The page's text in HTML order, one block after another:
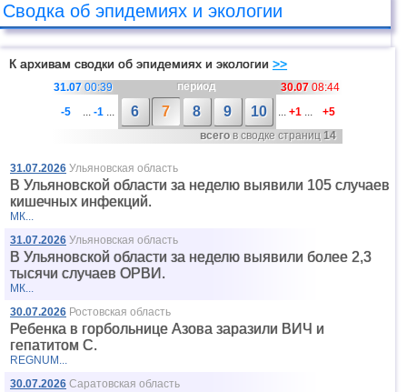
Сводка об эпидемиях и экологии
К архивам сводки об эпидемиях и экологии >>
31.07 00:39 период 30.07 08:44
-5
...-1 ... 6 7 8 9 10 ...+1 ...
+5
всегов сводке страниц 14
31.07.2026 Ульяновская область
В Ульяновской области за неделю выявили 105 случаев
кишечных инфекций.
МК...
31.07.2026 Ульяновская область
В Ульяновской области за неделю выявили более 2,3
тысячи случаев ОРВИ.
МК...
30.07.2026 Ростовская область
Ребенка в горбольнице Азова заразили ВИЧ и
гепатитом С.
REGNUM...
30.07.2026 Саратовская область